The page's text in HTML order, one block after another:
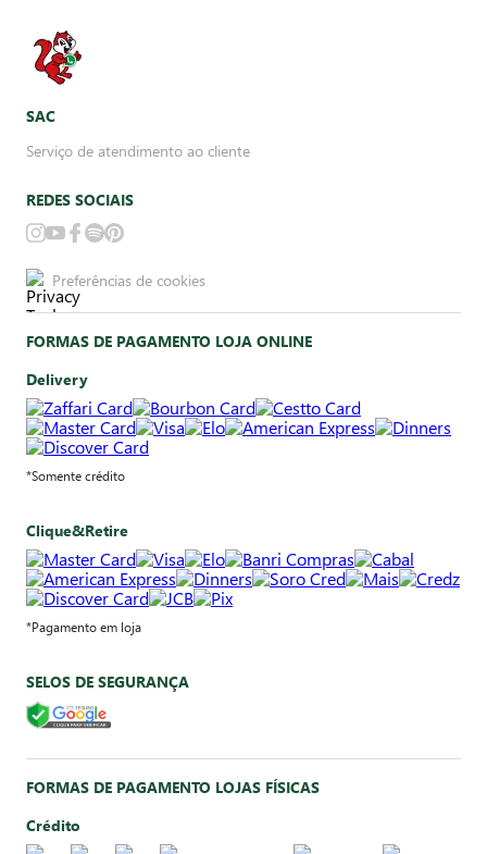
SAC
Serviço de atendimento ao cliente
REDES SOCIAIS
Preferências de cookies
FORMAS DE PAGAMENTO LOJA ONLINE
Delivery
*Somente crédito
Clique&Retire
*Pagamento em loja
SELOS DE SEGURANÇA
FORMAS DE PAGAMENTO LOJAS FÍSICAS
Crédito